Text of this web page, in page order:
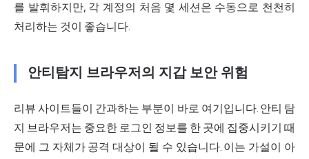
를 발휘하지만, 각 계정의 처음 몇 세션은 수동으로 천천히
처리하는 것이 좋습니다.
안티탐지 브라우저의 지갑 보안 위험
리뷰 사이트들이 간과하는 부분이 바로 여기입니다. 안티 탐
지 브라우저는 중요한 로그인 정보를 한 곳에 집중시키기 때
문에 그 자체가 공격 대상이 될 수 있습니다. 이는 가설이 아